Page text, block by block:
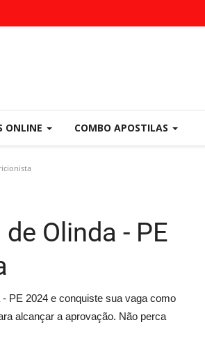
ONLINE COMBO APOSTILAS
Olinda - PE
PE 2024 e conquiste sua vaga como
alcançar a aprovação. Não perca